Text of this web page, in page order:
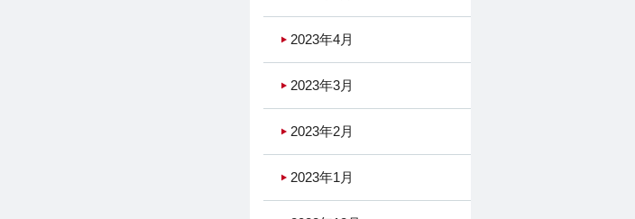
2023年4月
2023年3月
2023年2月
2023年1月